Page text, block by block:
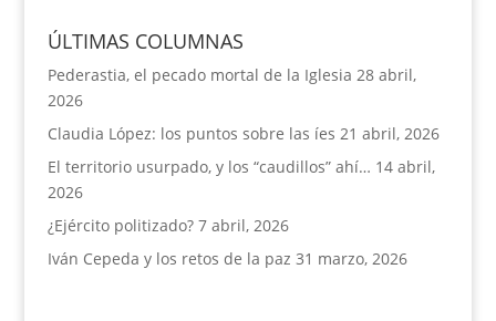
ÚLTIMAS COLUMNAS
Pederastia, el pecado mortal de la Iglesia 28 abril,
2026
Claudia López: los puntos sobre las íes 21 abril, 2026
El territorio usurpado, y los “caudillos” ahí… 14 abril,
2026
¿Ejército politizado? 7 abril, 2026
Iván Cepeda y los retos de la paz 31 marzo, 2026